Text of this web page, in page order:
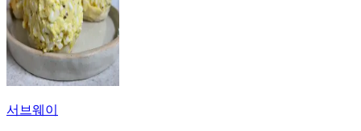
서브웨이